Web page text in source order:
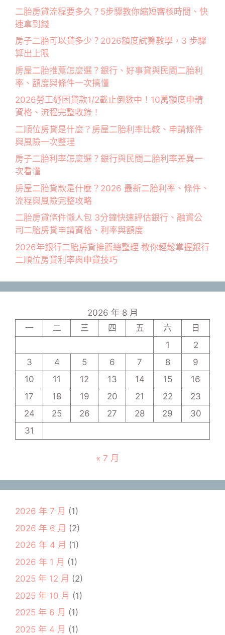
二胎房貸流程要多久？5步驟教你縮短審核時間、快
速拿到錢
房子二胎可以貸多少？2026額度試算教學，3 步驟
算出上限
房屋二胎推薦怎麼選？銀行、好事貸與民間二胎利
率、額度與條件一次搞懂
2026勞工紓困貸款1/2截止倒數中！10萬額度申請
資格、流程完整收錄！
二順位房貸是什麼？房屋二胎利率比較、申請條件
與風險一次整理
房子二胎利率怎麼選？銀行與民間二胎利率差異一
次看懂
房屋二胎貸款是什麼？2026 最新二胎利率、條件、
流程與風險完整攻略
二胎房貸條件懶人包 3分鐘快速評估銀行、融資公
司二胎房貸申請資格、利率與額度
2026年銀行二胎房貸推薦總整理 教你輕鬆掌握銀行
二順位房貸利率與申貸技巧
2026 年 8 月
一
二 三 四 五 六
日
1
2
3
4 5 6 7 8
9
10
11 12 13 14 15
16
17
18 19 20 21 22
23
24
25 26 27 28 29
30
31
« 7 月
2026 年 7 月 (1)
2026 年 6 月 (2)
2026 年 4 月 (1)
2026 年 1 月 (1)
2025 年 12 月 (2)
2025 年 10 月 (1)
2025 年 6 月 (1)
2025 年 4 月 (1)